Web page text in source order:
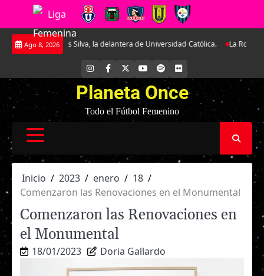
Saltar
Ago 8, 2026
Silva, la delantera de Universidad Católica. La Roja Sub-17 midió
INSTAGRAM
FACEBOOK YOUTUBE
SPOTIFYFLICKR
Planeta Once
Todo el Fútbol Femenino
Inicio 2023 enero
18
Comenzaron las Renovaciones en el Monumental
Comenzaron las Renovaciones en
el Monumental
18/01/2023 Doria Gallardo